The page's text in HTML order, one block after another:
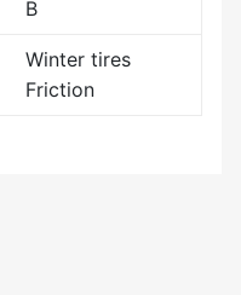
B
Winter tires
Friction